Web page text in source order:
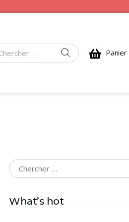
:
CHERCHERPanier
Chercher :
What’s hot